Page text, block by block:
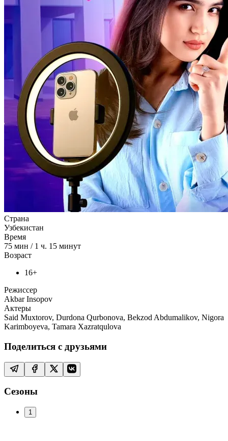
Страна
Узбекистан
Время
75 мин / 1 ч. 15 минут
Возраст
16+
Режиссер
Akbar Insopov
Актеры
Said Muxtorov, Durdona Qurbonova, Bekzod Abdumalikov, Nigora
Karimboyeva, Tamara Xazratqulova
Поделиться с друзьями
Сезоны
1